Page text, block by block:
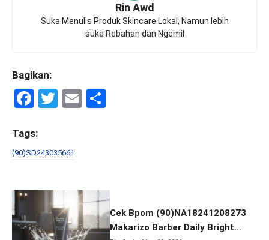
Rin Awd
Suka Menulis Produk Skincare Lokal, Namun lebih
suka Rebahan dan Ngemil
Bagikan:
F
ce
b
o
k
T
er
E
Tags:
(90)SD243035661
Cek Bpom (90)NA18241208273
Makarizo Barber Daily Bright